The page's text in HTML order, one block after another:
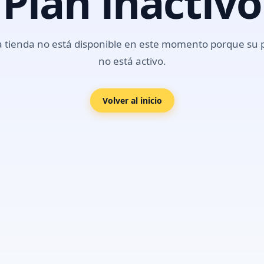
tienda no está disponible en este momento porque su
no está activo.
Volver al inicio